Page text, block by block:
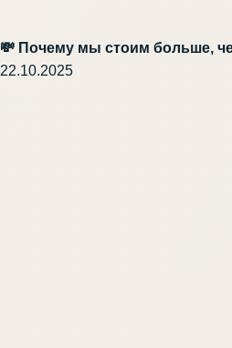
💸 Почему мы стоим больше,
22.10.2025